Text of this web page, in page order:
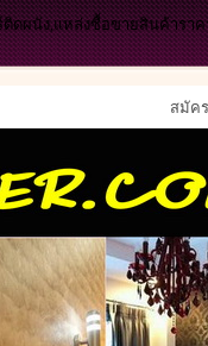
ร์ติดผนัง,แหล่งซื้อขายสินค้าร
สมัค